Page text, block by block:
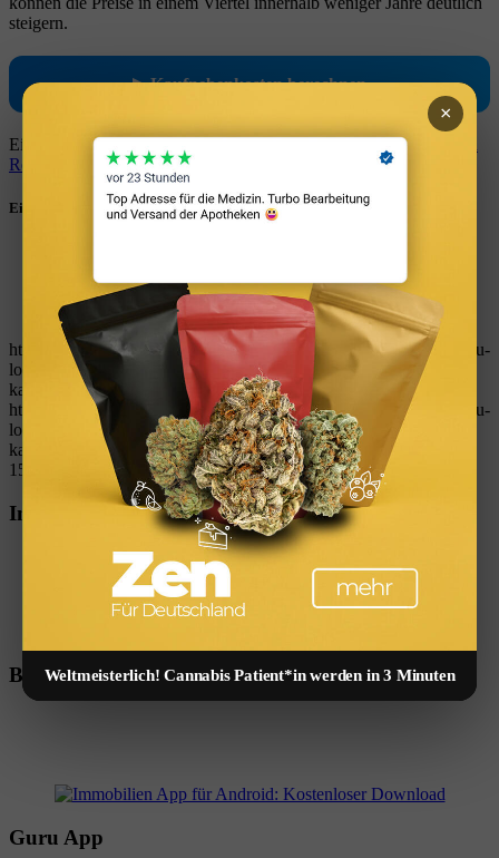
steigern.
▶ Kaufnebenkosten berechnen
Einen detaillierten Tilgungsplan erstellen Sie mit demTilgungsplan
Rechner
Eintrag teilen
Teilen auf Reddit
Per E-Mail teilen
https://immobilienguru.one/wp-content/uploads/2023/03/ImmoGuru-
logo-immobilien-finanzen-tools-rechner-kostenlos-vermoegen-
kapitalanlage-geld-verdienen.svg 0 0 W_kinski
https://immobilienguru.one/wp-content/uploads/2023/03/ImmoGuru-
logo-immobilien-finanzen-tools-rechner-kostenlos-vermoegen-
kapitalanlage-geld-verdienen.svg W_kinski2026-02-12
15:30:09
2026-02-12 15:30:09Tilgung (Immobiliendarlehen)
Immobilien App
Beste App
Guru App
Weltmeisterlich! Cannabis Patient*in werden in 3 Minuten
×